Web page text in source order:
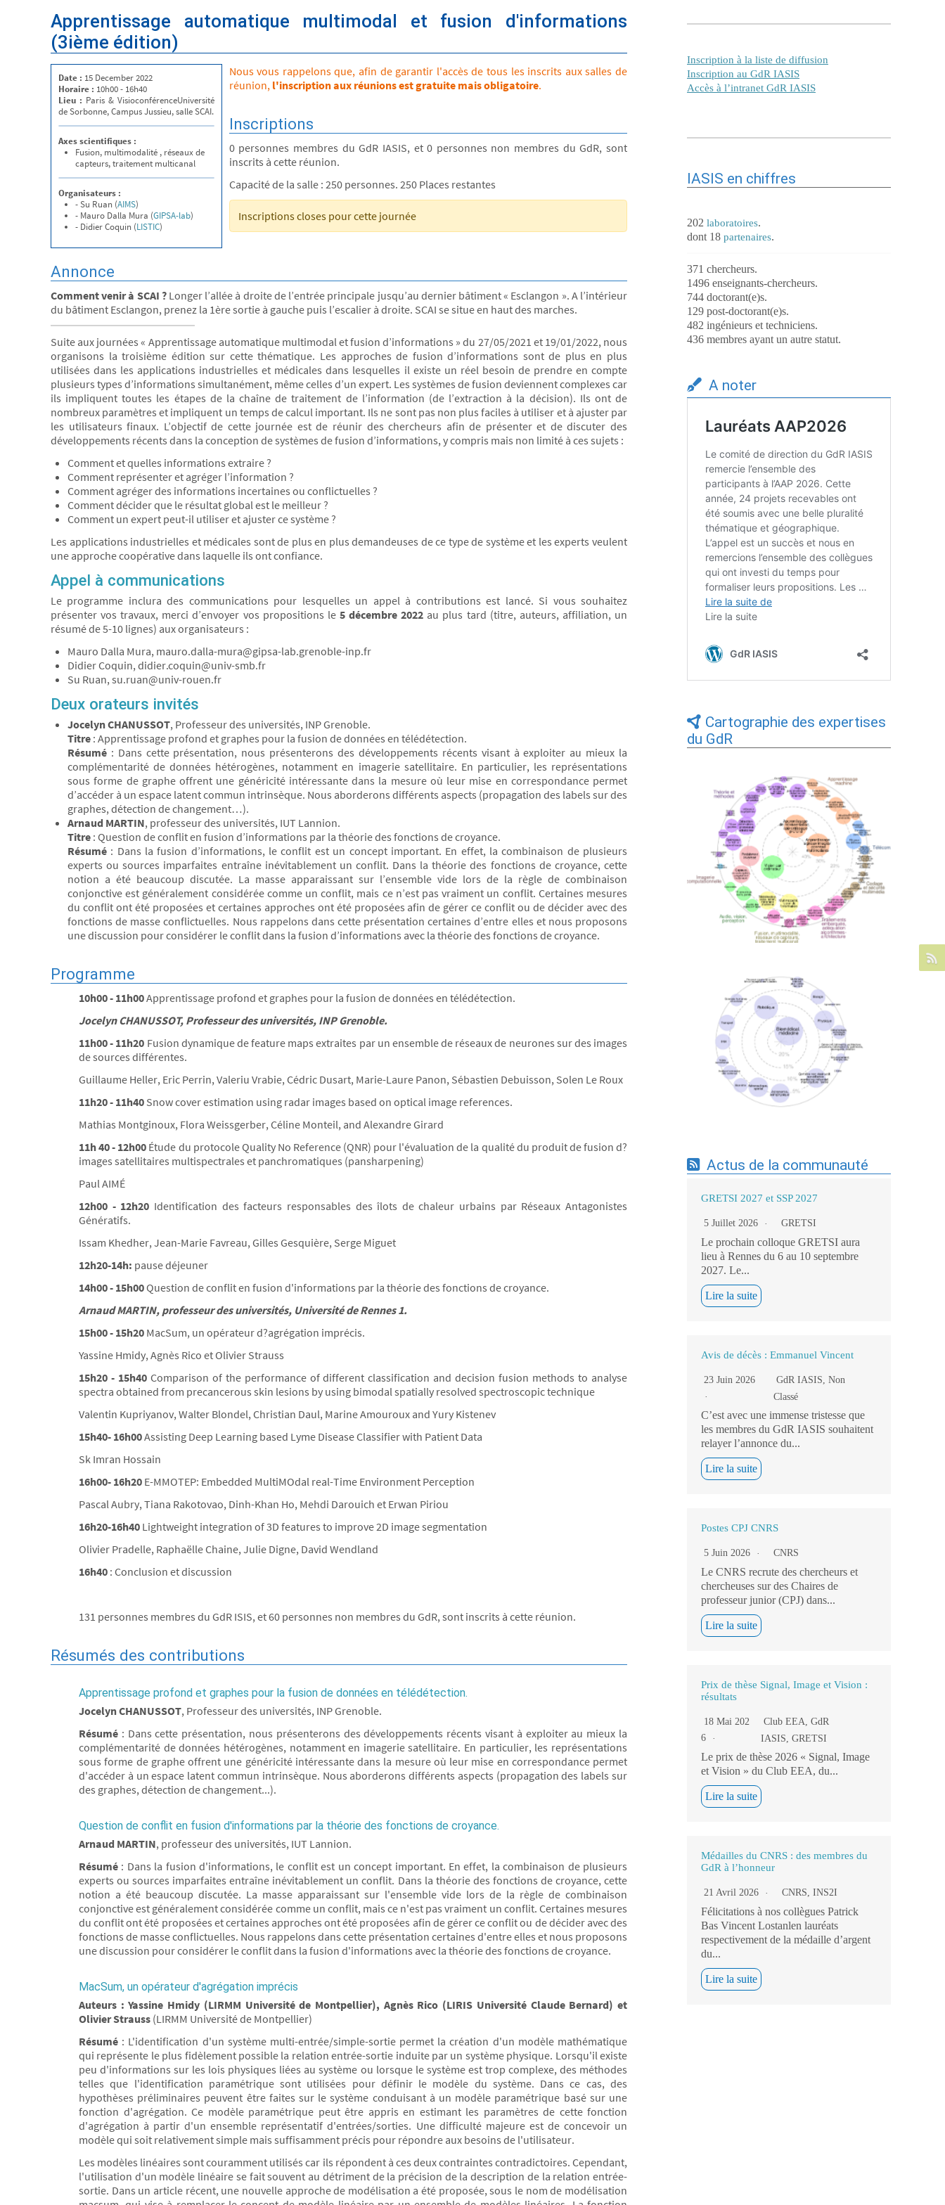
Apprentissage automatique multimodal et fusion d'informations
(3ième édition)
Date : 15 December 2022
Horaire : 10h00 - 16h40
Lieu : Paris & VisioconférenceUniversité
de Sorbonne, Campus Jussieu, salle SCAI.
Axes scientifiques :
Fusion, multimodalité , réseaux de
capteurs, traitement multicanal
Organisateurs :
- Su Ruan (AIMS)
- Mauro Dalla Mura (GIPSA-lab)
- Didier Coquin (LISTIC)
Nous vous rappelons que, afin de garantir l'accès de tous les inscrits aux salles de
réunion, l'inscription aux réunions est gratuite mais obligatoire.
Inscriptions
0 personnes membres du GdR IASIS, et 0 personnes non membres du GdR, sont
inscrits à cette réunion.
Capacité de la salle : 250 personnes. 250 Places restantes
Inscriptions closes pour cette journée
Annonce
Comment venir à SCAI ?Longer l’allée à droite de l’entrée principale jusqu’au dernier bâtiment « Esclangon ». A l’intérieur
du bâtiment Esclangon, prenez la 1ère sortie à gauche puis l’escalier à droite. SCAI se situe en haut des marches.
Suite aux journées « Apprentissage automatique multimodal et fusion d’informations » du 27/05/2021 et 19/01/2022, nous
organisons la troisième édition sur cette thématique. Les approches de fusion d’informations sont de plus en plus
utilisées dans les applications industrielles et médicales dans lesquelles il existe un réel besoin de prendre en compte
plusieurs types d’informations simultanément, même celles d’un expert. Les systèmes de fusion deviennent complexes car
ils impliquent toutes les étapes de la chaîne de traitement de l’information (de l’extraction à la décision). Ils ont de
nombreux paramètres et impliquent un temps de calcul important. Ils ne sont pas non plus faciles à utiliser et à ajuster par
les utilisateurs finaux. L’objectif de cette journée est de réunir des chercheurs afin de présenter et de discuter des
développements récents dans la conception de systèmes de fusion d’informations, y compris mais non limité à ces sujets :
Comment et quelles informations extraire ?
Comment représenter et agréger l’information ?
Comment agréger des informations incertaines ou conflictuelles ?
Comment décider que le résultat global est le meilleur ?
Comment un expert peut-il utiliser et ajuster ce système ?
Les applications industrielles et médicales sont de plus en plus demandeuses de ce type de système et les experts veulent
une approche coopérative dans laquelle ils ont confiance.
Appel à communications
Le programme inclura des communications pour lesquelles un appel à contributions est lancé. Si vous souhaitez
présenter vos travaux, merci d’envoyer vos propositions le 5 décembre 2022 au plus tard (titre, auteurs, affiliation, un
résumé de 5-10 lignes) aux organisateurs :
Mauro Dalla Mura, mauro.dalla-mura@gipsa-lab.grenoble-inp.fr
Didier Coquin, didier.coquin@univ-smb.fr
Su Ruan, su.ruan@univ-rouen.fr
Deux orateurs invités
Jocelyn CHANUSSOT, Professeur des universités, INP Grenoble.
Titre : Apprentissage profond et graphes pour la fusion de données en télédétection.
Résumé : Dans cette présentation, nous présenterons des développements récents visant à exploiter au mieux la
complémentarité de données hétérogènes, notamment en imagerie satellitaire. En particulier, les représentations
sous forme de graphe offrent une généricité intéressante dans la mesure où leur mise en correspondance permet
d’accéder à un espace latent commun intrinsèque. Nous aborderons différents aspects (propagation des labels sur des
graphes, détection de changement…).
Arnaud MARTIN, professeur des universités, IUT Lannion.
Titre : Question de conflit en fusion d’informations par la théorie des fonctions de croyance.
Résumé : Dans la fusion d’informations, le conflit est un concept important. En effet, la combinaison de plusieurs
experts ou sources imparfaites entraîne inévitablement un conflit. Dans la théorie des fonctions de croyance, cette
notion a été beaucoup discutée. La masse apparaissant sur l’ensemble vide lors de la règle de combinaison
conjonctive est généralement considérée comme un conflit, mais ce n’est pas vraiment un conflit. Certaines mesures
du conflit ont été proposées et certaines approches ont été proposées afin de gérer ce conflit ou de décider avec des
fonctions de masse conflictuelles. Nous rappelons dans cette présentation certaines d’entre elles et nous proposons
une discussion pour considérer le conflit dans la fusion d’informations avec la théorie des fonctions de croyance.
Programme
10h00 - 11h00Apprentissage profond et graphes pour la fusion de données en télédétection.
Jocelyn CHANUSSOT, Professeur des universités, INP Grenoble.
11h00 - 11h20 Fusion dynamique de feature maps extraites par un ensemble de réseaux de neurones sur des images
de sources différentes.
Guillaume Heller, Eric Perrin, Valeriu Vrabie, Cédric Dusart, Marie-Laure Panon, Sébastien Debuisson, Solen Le Roux
11h20 - 11h40 Snow cover estimation using radar images based on optical image references.
Mathias Montginoux, Flora Weissgerber, Céline Monteil, and Alexandre Girard
11h 40 - 12h00 Étude du protocole Quality No Reference (QNR) pour l'évaluation de la qualité du produit de fusion d?
images satellitaires multispectrales et panchromatiques (pansharpening)
Paul AIMÉ
12h00 - 12h20 Identification des facteurs responsables des îlots de chaleur urbains par Réseaux Antagonistes
Génératifs.
Issam Khedher, Jean-Marie Favreau, Gilles Gesquière, Serge Miguet
12h20-14h: pause déjeuner
14h00 - 15h00Question de conflit en fusion d'informations par la théorie des fonctions de croyance.
Arnaud MARTIN, professeur des universités, Université de Rennes 1.
15h00 - 15h20 MacSum, un opérateur d?agrégation imprécis.
Yassine Hmidy, Agnès Rico et Olivier Strauss
15h20 - 15h40Comparison of the performance of different classification and decision fusion methods to analyse
spectra obtained from precancerous skin lesions by using bimodal spatially resolved spectroscopic technique
Valentin Kupriyanov, Walter Blondel, Christian Daul, Marine Amouroux and Yury Kistenev
15h40- 16h00Assisting Deep Learning based Lyme Disease Classifier with Patient Data
Sk Imran Hossain
16h00- 16h20 E-MMOTEP: Embedded MultiMOdal real-Time Environment Perception
Pascal Aubry, Tiana Rakotovao, Dinh-Khan Ho, Mehdi Darouich et Erwan Piriou
16h20-16h40 Lightweight integration of 3D features to improve 2D image segmentation
Olivier Pradelle, Raphaëlle Chaine, Julie Digne, David Wendland
16h40 : Conclusion et discussion
131 personnes membres du GdR ISIS, et 60 personnes non membres du GdR, sont inscrits à cette réunion.
Résumés des contributions
Apprentissage profond et graphes pour la fusion de données en télédétection.
Jocelyn CHANUSSOT, Professeur des universités, INP Grenoble.
Résumé : Dans cette présentation, nous présenterons des développements récents visant à exploiter au mieux la
complémentarité de données hétérogènes, notamment en imagerie satellitaire. En particulier, les représentations
sous forme de graphe offrent une généricité intéressante dans la mesure où leur mise en correspondance permet
d'accéder à un espace latent commun intrinsèque. Nous aborderons différents aspects (propagation des labels sur
des graphes, détection de changement...).
Question de conflit en fusion d'informations par la théorie des fonctions de croyance.
Arnaud MARTIN, professeur des universités, IUT Lannion.
Résumé : Dans la fusion d'informations, le conflit est un concept important. En effet, la combinaison de plusieurs
experts ou sources imparfaites entraîne inévitablement un conflit. Dans la théorie des fonctions de croyance, cette
notion a été beaucoup discutée. La masse apparaissant sur l'ensemble vide lors de la règle de combinaison
conjonctive est généralement considérée comme un conflit, mais ce n'est pas vraiment un conflit. Certaines mesures
du conflit ont été proposées et certaines approches ont été proposées afin de gérer ce conflit ou de décider avec des
fonctions de masse conflictuelles. Nous rappelons dans cette présentation certaines d'entre elles et nous proposons
une discussion pour considérer le conflit dans la fusion d'informations avec la théorie des fonctions de croyance.
MacSum, un opérateur d'agrégation imprécis
Auteurs : Yassine Hmidy (LIRMM Université de Montpellier), Agnès Rico (LIRIS Université Claude Bernard) et
Olivier Strauss (LIRMM Université de Montpellier)
Résumé : L'identification d'un système multi-entrée/simple-sortie permet la création d'un modèle mathématique
qui représente le plus fidèlement possible la relation entrée-sortie induite par un système physique. Lorsqu'il existe
peu d'informations sur les lois physiques liées au système ou lorsque le système est trop complexe, des méthodes
telles que l'identification paramétrique sont utilisées pour définir le modèle du système. Dans ce cas, des
hypothèses préliminaires peuvent être faites sur le système conduisant à un modèle paramétrique basé sur une
fonction d'agrégation. Ce modèle paramétrique peut être appris en estimant les paramètres de cette fonction
d'agrégation à partir d'un ensemble représentatif d'entrées/sorties. Une difficulté majeure est de concevoir un
modèle qui soit relativement simple mais suffisamment précis pour répondre aux besoins de l'utilisateur.
Les modèles linéaires sont couramment utilisés car ils répondent à ces deux contraintes contradictoires. Cependant,
l'utilisation d'un modèle linéaire se fait souvent au détriment de la précision de la description de la relation entrée-
sortie. Dans un article récent, une nouvelle approche de modélisation a été proposée, sous le nom de modélisation
Inscription à la liste de diffusion
Inscription au GdR IASIS
Accès à l’intranet GdR IASIS
IASIS en chiffres
202 laboratoires.
dont 18 partenaires.
371 chercheurs.
1496 enseignants-chercheurs.
744 doctorant(e)s.
129 post-doctorant(e)s.
482 ingénieurs et techniciens.
436 membres ayant un autre statut.
A noter
Cartographie des expertises
du GdR
Expertises du GdR - cartographie par Axes
- 19/09/2025
Expertises du GdR - cartographie par mots-
clés applicatifs - 19/09/2025
Actus de la communauté
GRETSI 2027 et SSP 2027
5 Juillet 2026 GRETSI
Le prochain colloque GRETSI aura
lieu à Rennes du 6 au 10 septembre
2027. Le...
Lire la suite
Avis de décès : Emmanuel Vincent
23 Juin 2026 GdR IASIS,Non
Classé
C’est avec une immense tristesse que
les membres du GdR IASIS souhaitent
relayer l’annonce du...
Lire la suite
Postes CPJ CNRS
5 Juin 2026 CNRS
Le CNRS recrute des chercheurs et
chercheuses sur des Chaires de
professeur junior (CPJ) dans...
Lire la suite
Prix de thèse Signal, Image et Vision :
résultats
18 Mai 202
6
Club EEA,GdR
IASIS,GRETSI
Le prix de thèse 2026 « Signal, Image
et Vision » du Club EEA, du...
Lire la suite
Médailles du CNRS : des membres du
GdR à l’honneur
21 Avril 2026 CNRS, INS2I
Félicitations à nos collègues Patrick
Bas Vincent Lostanlen lauréats
respectivement de la médaille d’argent
du...
Lire la suite